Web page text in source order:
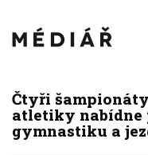
Čtyři
atletiky
gymnastiku a